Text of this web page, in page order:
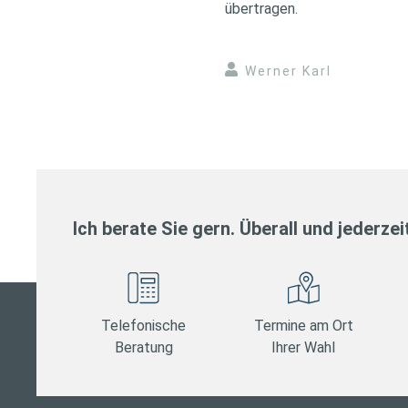
übertragen.
Werner Karl
Ich berate Sie gern. Überall und
Telefonische
Beratung
Termine am Ort
Ihrer Wahl